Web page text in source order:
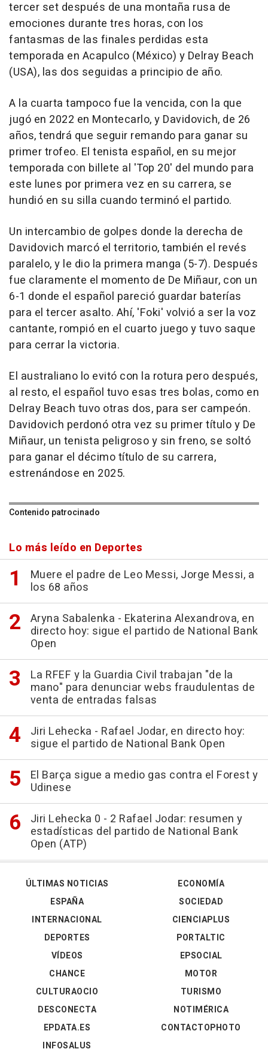
tercer set después de una montaña rusa de
emociones durante tres horas, con los
fantasmas de las finales perdidas esta
temporada en Acapulco (México) y Delray Beach
(USA), las dos seguidas a principio de año.
A la cuarta tampoco fue la vencida, con la que
jugó en 2022 en Montecarlo, y Davidovich, de 26
años, tendrá que seguir remando para ganar su
primer trofeo. El tenista español, en su mejor
temporada con billete al 'Top 20' del mundo para
este lunes por primera vez en su carrera, se
hundió en su silla cuando terminó el partido.
Un intercambio de golpes donde la derecha de
Davidovich marcó el territorio, también el revés
paralelo, y le dio la primera manga (5-7). Después
fue claramente el momento de De Miñaur, con un
6-1 donde el español pareció guardar baterías
para el tercer asalto. Ahí, 'Foki' volvió a ser la voz
cantante, rompió en el cuarto juego y tuvo saque
para cerrar la victoria.
El australiano lo evitó con la rotura pero después,
al resto, el español tuvo esas tres bolas, como en
Delray Beach tuvo otras dos, para ser campeón.
Davidovich perdonó otra vez su primer título y De
Miñaur, un tenista peligroso y sin freno, se soltó
para ganar el décimo título de su carrera,
estrenándose en 2025.
Contenido patrocinado
Lo más leído en Deportes
Muere el padre de Leo Messi, Jorge Messi, a
los 68 años
Aryna Sabalenka - Ekaterina Alexandrova, en
directo hoy: sigue el partido de National Bank
Open
La RFEF y la Guardia Civil trabajan "de la
mano" para denunciar webs fraudulentas de
venta de entradas falsas
Jiri Lehecka - Rafael Jodar, en directo hoy:
sigue el partido de National Bank Open
El Barça sigue a medio gas contra el Forest y
Udinese
Jiri Lehecka 0 - 2 Rafael Jodar: resumen y
estadísticas del partido de National Bank
Open (ATP)
ÚLTIMAS NOTICIAS
ESPAÑA
INTERNACIONAL
DEPORTES
VÍDEOS
ECONOMÍA
SOCIEDAD
CIENCIAPLUS
PORTALTIC
EPSOCIAL
CHANCE
CULTURAOCIO
DESCONECTA
EPDATA.ES
INFOSALUS
MOTOR
TURISMO
NOTIMÉRICA
CONTACTOPHOTO